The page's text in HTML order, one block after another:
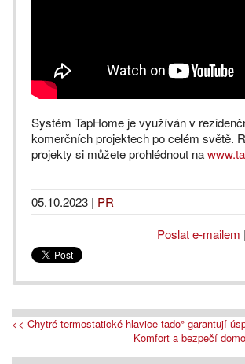
Systém TapHome je využíván v
komerčních projektech po celém světě.
projekty si můžete prohlédnout na
05.10.2023 | PR
Poslat e-mailem |
<< Chytré termostatické hlavice tado° garantují
Komfort a bezpečí